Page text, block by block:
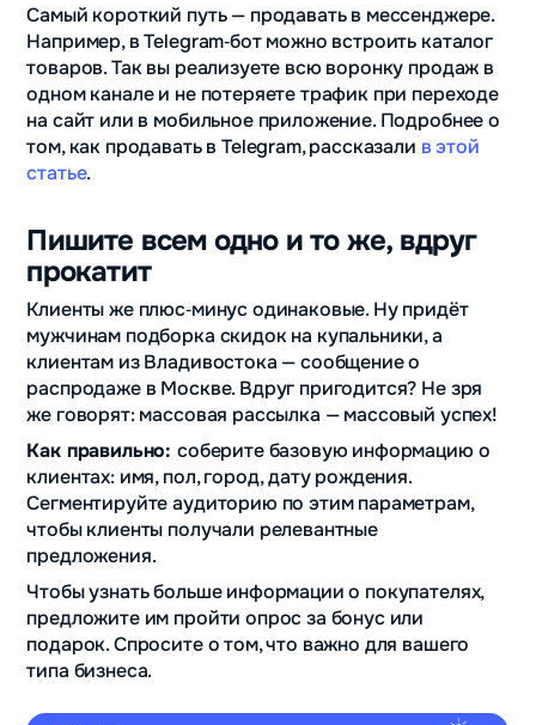
Самый короткий путь — продавать в мессенджере.
Например, в Telegram‑бот можно встроить каталог
товаров. Так вы реализуете всю воронку продаж в
одном канале и не потеряете трафик при переходе
на сайт или в мобильное приложение. Подробнее о
том, как продавать в Telegram, рассказали в этой
статье.
Пишите всем одно и то же, вдруг
прокатит
Клиенты же плюс‑минус одинаковые. Ну придёт
мужчинам подборка скидок на купальники, а
клиентам из Владивостока — сообщение о
распродаже в Москве. Вдруг пригодится? Не зря
же говорят: массовая рассылка — массовый успех!
Как правильно: соберите базовую информацию о
клиентах: имя, пол, город, дату рождения.
Сегментируйте аудиторию по этим параметрам,
чтобы клиенты получали релевантные
предложения.
Чтобы узнать больше информации о покупателях,
предложите им пройти опрос за бонус или
подарок. Спросите о том, что важно для вашего
типа бизнеса.